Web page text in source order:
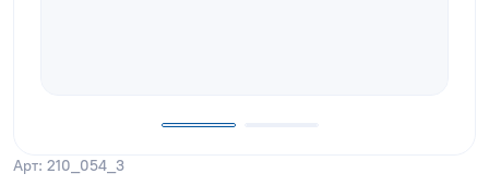
Арт: 210_054_3